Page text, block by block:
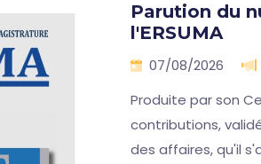
Parution du
l'ERSUMA
07/08/2026
Produite par son
contributions,
des affaires, qu'il